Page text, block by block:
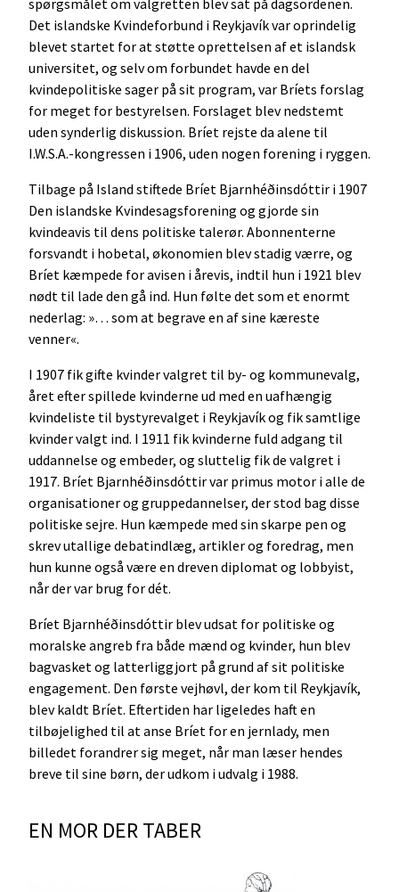
Det islandske Kvindeforbund i Reykjavík var oprindelig
blevet startet for at støtte oprettelsen af et islandsk
universitet, og selv om forbundet havde en del
kvindepolitiske sager på sit program, var Bríets forslag
for meget for bestyrelsen. Forslaget blev nedstemt
uden synderlig diskussion. Bríet rejste da alene til
I.W.S.A.-kongressen i 1906, uden nogen forening i ryggen.
Tilbage på Island stiftede Bríet Bjarnhéðinsdóttir i 1907
Den islandske Kvindesagsforening og gjorde sin
kvindeavis til dens politiske talerør. Abonnenterne
forsvandt i hobetal, økonomien blev stadig værre, og
Bríet kæmpede for avisen i årevis, indtil hun i 1921 blev
nødt til lade den gå ind. Hun følte det som et enormt
nederlag: »… som at begrave en af sine kæreste
venner«.
I 1907 fik gifte kvinder valgret til by- og kommunevalg,
året efter spillede kvinderne ud med en uafhængig
kvindeliste til bystyrevalget i Reykjavík og fik samtlige
kvinder valgt ind. I 1911 fik kvinderne fuld adgang til
uddannelse og embeder, og sluttelig fik de valgret i
1917. Bríet Bjarnhéðinsdóttir var primus motor i alle de
organisationer og gruppedannelser, der stod bag disse
politiske sejre. Hun kæmpede med sin skarpe pen og
skrev utallige debatindlæg, artikler og foredrag, men
hun kunne også være en dreven diplomat og lobbyist,
når der var brug for dét.
Bríet Bjarnhéðinsdóttir blev udsat for politiske og
moralske angreb fra både mænd og kvinder, hun blev
bagvasket og latterliggjort på grund af sit politiske
engagement. Den første vejhøvl, der kom til Reykjavík,
blev kaldt Bríet. Eftertiden har ligeledes haft en
tilbøjelighed til at anse Bríet for en jernlady, men
billedet forandrer sig meget, når man læser hendes
breve til sine børn, der udkom i udvalg i 1988.
EN MOR DER TABER